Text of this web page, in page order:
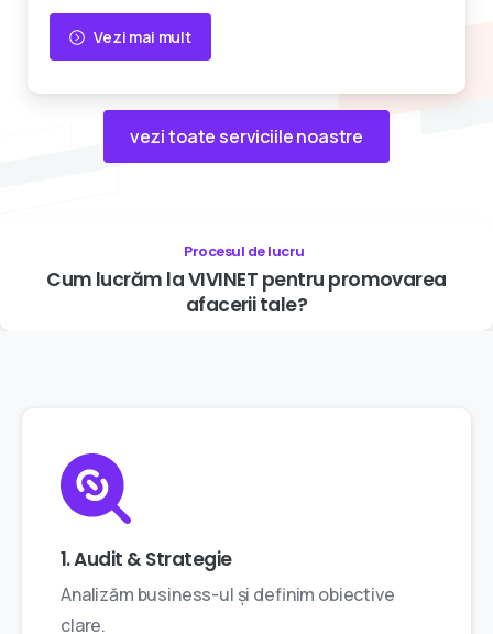
Vezi mai mult
vezi toate serviciile noastre
Procesul de lucru
Cum lucrăm laVIVINET pentru promovarea
afaceriitale?
1. Audit & Strategie
Analizăm business-ul și definim obiective
clare.